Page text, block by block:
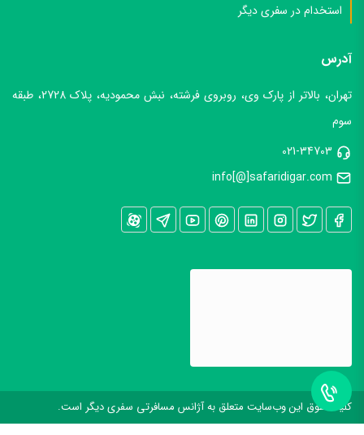
استخدام در سفری دیگر
آدرس
تهران، بالاتر از پارک وی، روبروی فرشته، نبش محمودیه، پلاک 2728، طبقه
سوم
021-34703
info[@]safaridigar.com
کليه حقوق اين وب‌سايت متعلق به آژانس مسافرتی سفری دیگر است.